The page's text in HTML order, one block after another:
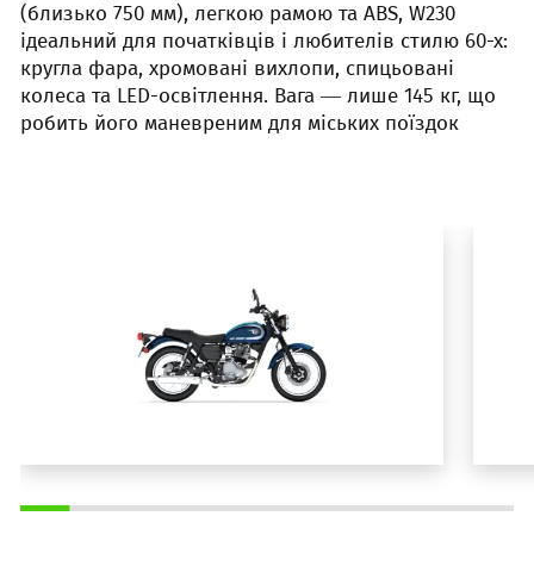
(близько 750 мм), легкою рамою та ABS, W230
ідеальний для початківців і любителів стилю 60-х:
кругла фара, хромовані вихлопи, спицьовані
колеса та LED-освітлення. Вага — лише 145 кг, що
робить його маневреним для міських поїздок